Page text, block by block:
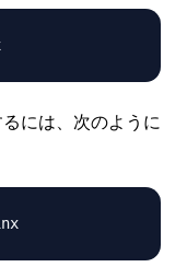
には、次のように